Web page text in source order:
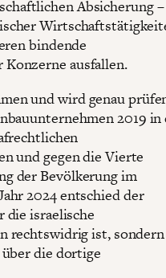
Absicherung –
bindende
ausfallen.
und wird genau
2019 in
und gegen die Vierte
der Bevölkerung im
2024 entschied der
israelische
rechtswidrig ist, sondern
die dortige